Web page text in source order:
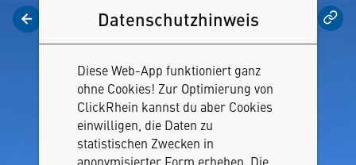
Datenschutzhinweis
Diese Web-App funktioniert ganz
ohne Cookies! Zur Optimierung von
ClickRhein kannst du aber Cookies
einwilligen, die Daten zu
statistischen Zwecken in